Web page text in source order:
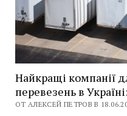
Найкращі компанії
перевезень в
ОТ АЛЕКСЕЙ ПЕТРОВ В